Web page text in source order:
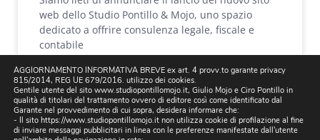
web dello Studio Pontillo & Mojo, uno spazio
dedicato a offrire consulenza legale, fiscale e
contabile
SCOPRI
admin 19 Gennaio 2024
AGGIORNAMENTO INFORMATIVA BREVE ex art. 4 provv.to garante privacy
815/2014, REG UE 679/2016. utilizzo dei cookies.
Gentile utente del sito www.studiopontillomojo.it, Giulio Mojo e Ciro Pontillo in
qualità di titolari del trattamento ovvero di editore così come identificato dal
Garante nel provvedimento di cui sopra, desidera informare che:
- Il sito https://www.studiopontillomojo.it non utilizza cookie di profilazione al fine
di inviare messaggi pubblicitari in linea con le preferenze manifestate dall'utente